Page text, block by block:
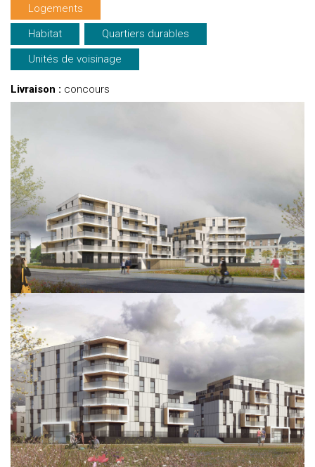
Logements
Habitat
Quartiers durables
Unités de voisinage
Livraison : concours